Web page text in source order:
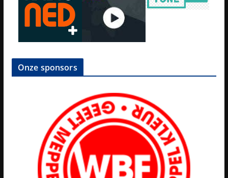
Onze sponsors